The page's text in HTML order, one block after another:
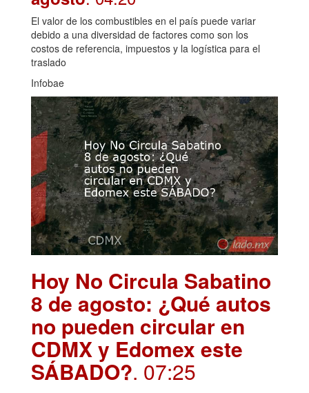
El valor de los combustibles en el país puede variar
debido a una diversidad de factores como son los
costos de referencia, impuestos y la logística para el
traslado
Infobae
Hoy No Circula Sabatino
8 de agosto: ¿Qué autos
no pueden circular en
CDMX y Edomex este
SÁBADO?. 07:25